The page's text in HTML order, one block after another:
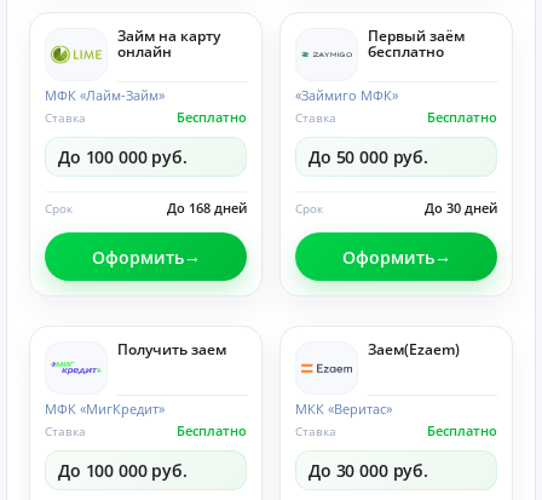
Займ на карту
онлайн
МФК «Лайм-Займ»
Бесплатно
Ставка
До 100 000 руб.
До 168 дней
Срок
Оформить
Первый заём
бесплатно
«Займиго МФК»
Бесплатно
Ставка
До 50 000 руб.
До 30 дней
Срок
Оформить
Получить заем
МФК «МигКредит»
Бесплатно
Ставка
До 100 000 руб.
Заем(Ezaem)
МКК «Веритас»
Бесплатно
Ставка
До 30 000 руб.